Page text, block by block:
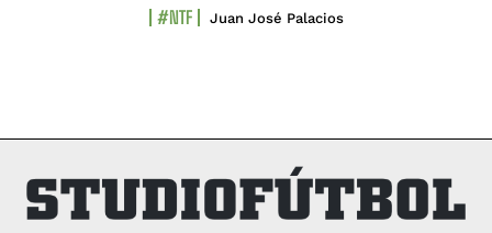
#NTF Juan José Palacios